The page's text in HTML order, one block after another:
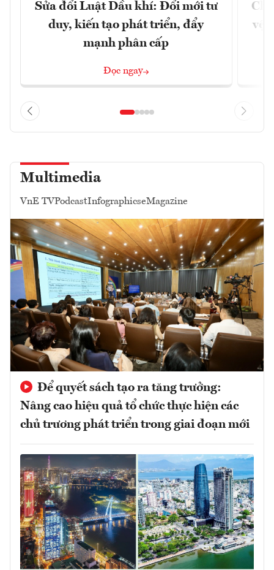
Sửa đổi Luật Dầu khí: Đổi mới tư
duy, kiến tạo phát triển, đẩy
mạnh phân cấp
Đọc ngay
vệ
Multimedia
VnE TVPodcastInfographicseMagazine
Để quyết sách tạo ra tăng trưởng:
Nâng cao hiệu quả tổ chức thực hiện các
chủ trương phát triển trong giai đoạn mới